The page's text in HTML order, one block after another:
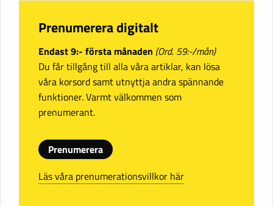
Prenumerera digitalt
Endast 9:- första månaden (Ord. 59:-/mån)
Du får tillgång till alla våra artiklar, kan lösa
våra korsord samt utnyttja andra spännande
funktioner. Varmt välkommen som
prenumerant.
Prenumerera
Läs våra prenumerationsvillkor här